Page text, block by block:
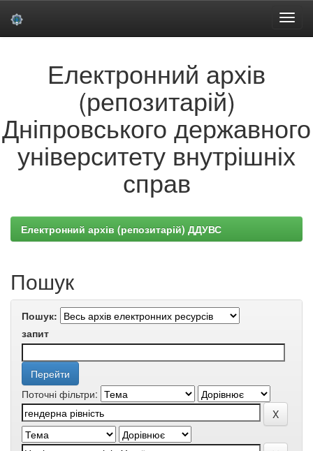
Електронний архів
(репозитарій)
Дніпровського державного
університету внутрішніх
справ
Електронний архів (репозитарій) ДДУВС
Пошук
Пошук:
запит
Поточні фільтри: